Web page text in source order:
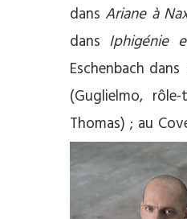
dans Ariane à
dans Iphigénie
Eschenbach dans
(Guglielmo,
Thomas) ; au